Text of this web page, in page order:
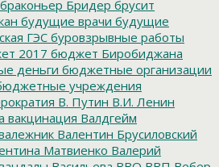
браконьер Бридер брусит
будущие врачи будущие
ГЭСбуровзрывные работы
2017 бюджет Биробиджана
деньги бюджетные организации
учреждения
В. Путин В.И. Ленин
вакцинация Валдгейм
Валентин Брусиловский
Матвиенко Валерий